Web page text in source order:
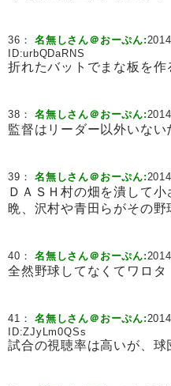
36：名無しさん＠おーぷん:
ID:urbQDaRNS
折れたバットでまな板を作
38：名無しさん＠おーぷん:
監督はリーダー以外いない
39：名無しさん＠おーぷん:
ＤＡＳＨ村の畑を潰して
晩、沢村や青田らがその野
40：名無しさん＠おーぷん:
全然野球してなくてワロタ
41：名無しさん＠おーぷん:
ID:ZJyLm0QSs
試合の視聴率は高いが、球